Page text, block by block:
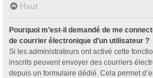
Haut
Pourquoi m’est-il demandé de me
de courrier électronique d’un utilisateur ?
Si les administrateurs ont activé cette
inscrits peuvent envoyer des courriers
depuis un formulaire dédié. Cela permet